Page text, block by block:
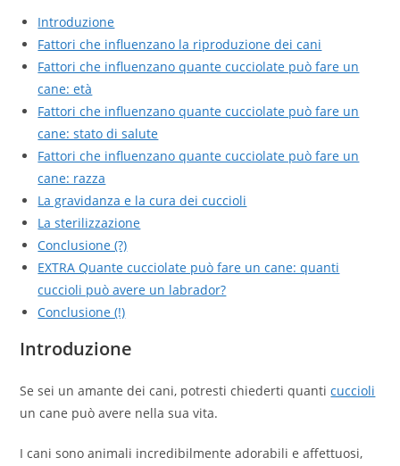
Introduzione
Fattori che influenzano la riproduzione dei cani
Fattori che influenzano quante cucciolate può fare un
cane: età
Fattori che influenzano quante cucciolate può fare un
cane: stato di salute
Fattori che influenzano quante cucciolate può fare un
cane: razza
La gravidanza e la cura dei cuccioli
La sterilizzazione
Conclusione (?)
EXTRA Quante cucciolate può fare un cane: quanti
cuccioli può avere un labrador?
Conclusione (!)
Introduzione
Se sei un amante dei cani, potresti chiederti quanticuccioli
un cane può avere nella sua vita.
I cani sono animali incredibilmente adorabili e affettuosi,